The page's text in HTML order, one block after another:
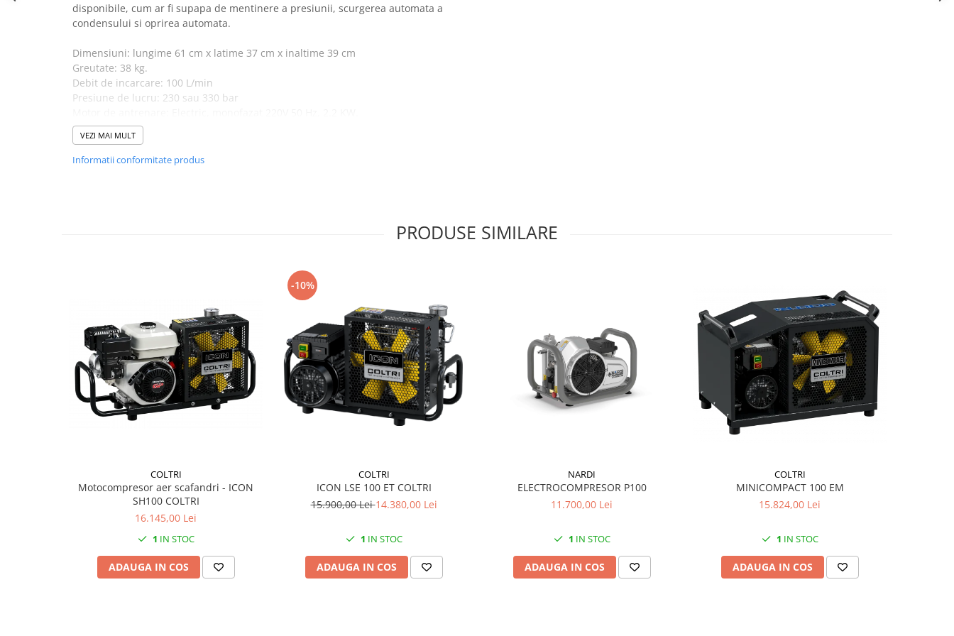
disponibile, cum ar fi supapa de mentinere a presiunii, scurgerea automata a
condensului si oprirea automata.
Dimensiuni: lungime 61 cm x latime 37 cm x inaltime 39 cm
Greutate: 38 kg.
Debit de incarcare: 100 L/min
Presiune de lucru: 230 sau 330 bar
VEZI MAI MULT
Informatii conformitate produs
PRODUSE SIMILARE
COLTRI
Motocompresor aer scafandri - ICON
SH100 COLTRI
16.145,00 Lei
1 IN STOC
ADAUGA IN COS
-10%
COLTRI
ICON LSE 100 ET COLTRI
15.900,00 Lei14.380,00 Lei
1 IN STOC
ADAUGA IN COS
NARDI
ELECTROCOMPRESOR P100
11.700,00 Lei
1 IN STOC
ADAUGA IN COS
COLTRI
MINICOMPACT 100 EM
15.824,00 Lei
1 IN STOC
ADAUGA IN COS